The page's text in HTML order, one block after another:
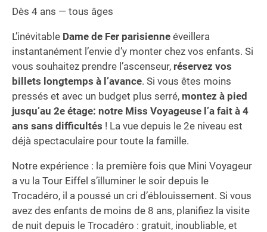
Dès 4 ans — tous âges
L’inévitable Dame de Fer parisienne éveillera
instantanément l’envie d’y monter chez vos enfants. Si
vous souhaitez prendre l’ascenseur, réservez vos
billets longtemps à l’avance. Si vous êtes moins
pressés et avec un budget plus serré, montez à pied
jusqu’au 2e étage: notre Miss Voyageuse l’a fait à 4
ans sans difficultés ! La vue depuis le 2e niveau est
déjà spectaculaire pour toute la famille.
Notre expérience : la première fois que Mini Voyageur
a vu la Tour Eiffel s’illuminer le soir depuis le
Trocadéro, il a poussé un cri d’éblouissement. Si vous
avez des enfants de moins de 8 ans, planifiez la visite
de nuit depuis le Trocadéro : gratuit, inoubliable, et